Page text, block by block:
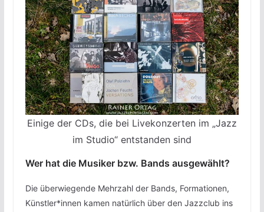
Einige der CDs, die bei Livekonzerten im „Jazz
im Studio“ entstanden sind
Wer hat die Musiker bzw. Bands ausgewählt?
Die überwiegende Mehrzahl der Bands, Formationen,
Künstler*innen kamen natürlich über den Jazzclub ins